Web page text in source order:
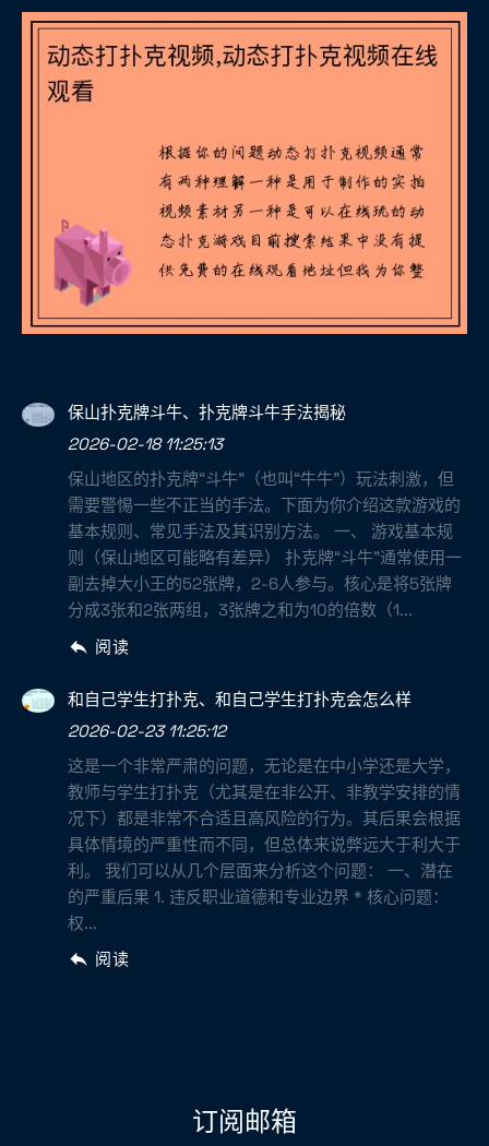
保山扑克牌斗牛、扑克牌斗牛手法揭秘
2026-02-18 11:25:13
保山地区的扑克牌“斗牛”（也叫“牛牛”）玩法刺激，但
需要警惕一些不正当的手法。下面为你介绍这款游戏的
基本规则、常见手法及其识别方法。 一、 游戏基本规
则（保山地区可能略有差异） 扑克牌“斗牛”通常使用一
副去掉大小王的52张牌，2-6人参与。核心是将5张牌
分成3张和2张两组，3张牌之和为10的倍数（1...
阅读
和自己学生打扑克、和自己学生打扑克会怎么样
2026-02-23 11:25:12
这是一个非常严肃的问题，无论是在中小学还是大学，
教师与学生打扑克（尤其是在非公开、非教学安排的情
况下）都是非常不合适且高风险的行为。其后果会根据
具体情境的严重性而不同，但总体来说弊远大于利大于
利。 我们可以从几个层面来分析这个问题： 一、潜在
的严重后果 1. 违反职业道德和专业边界 * 核心问题：
权...
阅读
订阅邮箱